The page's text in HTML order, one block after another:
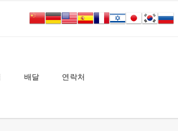
배달 연락처